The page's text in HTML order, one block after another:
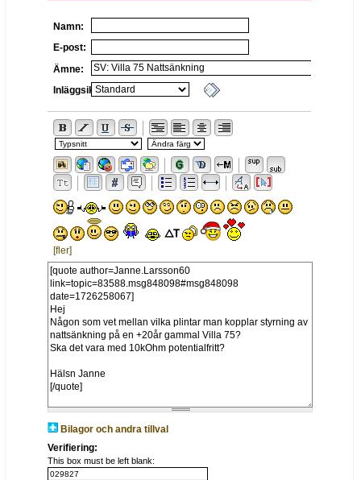
Namn:
E-post:
Ämne:
Inläggsikon:
[fler]
Bilagor och andra tillval
Verifiering:
This box must be left blank: